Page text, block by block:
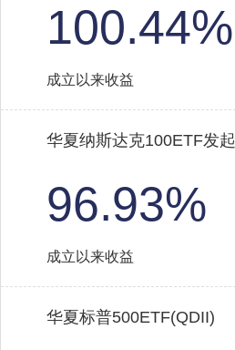
100.44%
成立以来收益
华夏纳斯达克100ETF发
96.93%
成立以来收益
华夏标普500ETF(QDII)